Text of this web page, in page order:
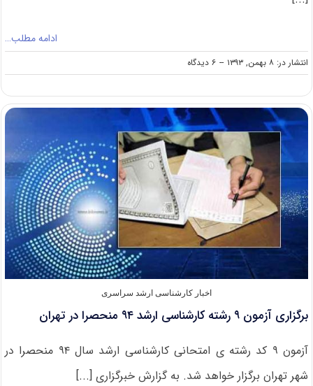
ادامه مطلب…
انتشار در: ۸ بهمن, ۱۳۹۳ -- ۶ دیدگاه
on
بررسی
پذیرش
کارشناسی
ارشد
آزاد
بر
اساس
فهرست
وزارت
علوم
اخبار کارشناسی ارشد سراسری
برگزاری آزمون ۹ رشته کارشناسی ارشد ۹۴ منحصرا در تهران
آزمون ۹ کد رشته ی امتحانی کارشناسی ارشد سال ۹۴ منحصرا در
شهر تهران برگزار خواهد شد. به گزارش خبرگزاری [...]